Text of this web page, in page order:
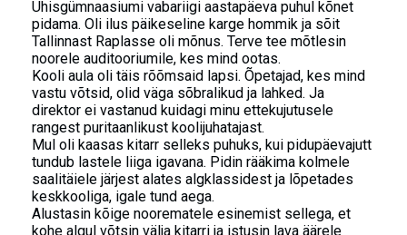
Ühisgümnaasiumi vabariigi aastapäeva puhul kõnet
pidama. Oli ilus päikeseline karge hommik ja sõit
Tallinnast Raplasse oli mõnus. Terve tee mõtlesin
noorele auditooriumile, kes mind ootas.
Kooli aula oli täis rõõmsaid lapsi. Õpetajad, kes mind
vastu võtsid, olid väga sõbralikud ja lahked. Ja
direktor ei vastanud kuidagi minu ettekujutusele
rangest puritaanlikust koolijuhatajast.
Mul oli kaasas kitarr selleks puhuks, kui pidupäevajutt
tundub lastele liiga igavana. Pidin rääkima kolmele
saalitäiele järjest alates algklassidest ja lõpetades
keskkooliga, igale tund aega.
Alustasin kõige noorematele esinemist sellega, et
kohe algul võtsin välja kitarri ja istusin lava äärele